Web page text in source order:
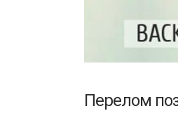
Перелом